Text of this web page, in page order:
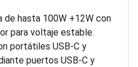
de hasta 100W +12W con
para voltaje estable.
portátiles USB-C y
puertos USB-C y